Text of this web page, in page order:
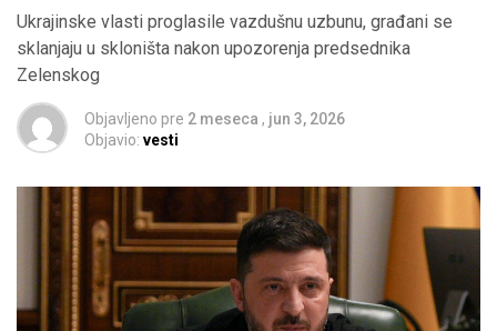
Ukrajinske vlasti proglasile vazdušnu uzbunu, građani se
sklanjaju u skloništa nakon upozorenja predsednika
Zelenskog
Objavljeno pre 2 meseca , jun 3, 2026
Objavio: vesti